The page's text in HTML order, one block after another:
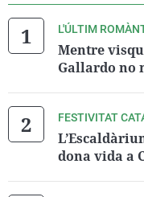
L'ÚLTIM
Mentre
Gallardo no
FESTIVITAT
dona vida a